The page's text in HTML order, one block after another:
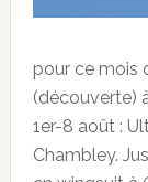
pour ce mois
(découverte)
1er-8 août :
Chambley.